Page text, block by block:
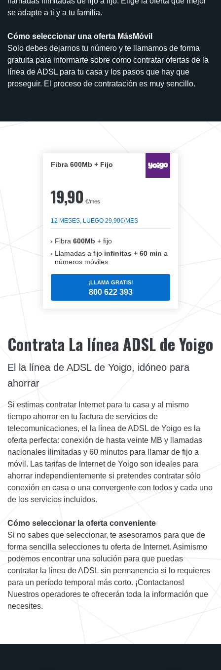
se adapte a ti y a tu familia.
Cómo seleccionar una oferta MásMóvil
Solo debes dejarnos tu número y te llamamos de forma
gratuita para informarte sobre como contratar ofertas de la
línea de ADSL para tu casa y los pasos que hay que
proseguir. El proceso de contratación es muy sencillo.
Fibra 600Mb + Fijo
19,90 €/mes
12 MESES, LUEGO 29,90€/MES
Fibra 600Mb + fijo
Llamadas a fijo infinitas + 60 min a
números móviles
¡LLAMA GRATIS!
800 622 393
Contrata La línea ADSL de Yoigo
El la línea de ADSL de Yoigo, idóneo para
ahorrar
Si estimas contratar Internet para tu casa y al mismo
tiempo ahorrar en tu factura de servicios de
telecomunicaciones, el la línea de ADSL de Yoigo es la
oferta perfecta: conexión de hasta veinte MB y llamadas
nacionales ilimitadas y 60 minutos para llamar de fijo a
móvil. Las tarifas de Internet de Yoigo son ideales para
ahorrar independientemente si pretendes contratar sólo
conexión en casa o una convergente con todos y cada uno
de los servicios incluidos.
Cómo seleccionar la oferta conveniente
Si no sabes que seleccionar, te asesoramos para que de
forma sencilla selecciones tu oferta de Internet. Asimismo
podemos encontrar una solución para que puedas
contratar la línea de ADSL sin permanencia si lo requieres
para un período temporal más corto. ¡Contactanos!
Nuestros operadores te ofrecerán toda la información que
necesites.